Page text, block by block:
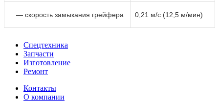
— скорость замыкания грейфера 0,21 м/с (12,5 м/мин)
Спецтехника
Запчасти
Изготовление
Ремонт
Контакты
О компании